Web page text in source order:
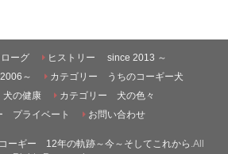
ーグ
ヒストリー since 2013 ～
～
カテゴリー うちのコーギー犬
の健康
カテゴリー 犬の色々
プライベート
お問い合わせ
ーギー 12年の軌跡～今～そしてこれから .All